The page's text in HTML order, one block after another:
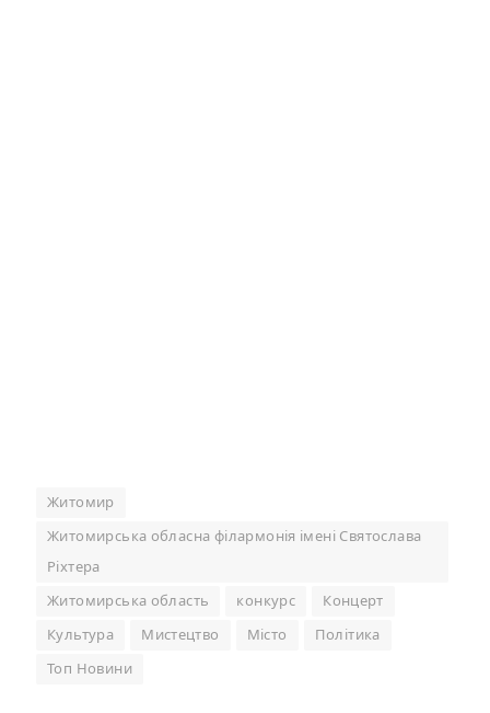
Житомир
Житомирська обласна філармонія імені Святослава
Ріхтера
Житомирська область конкурс Концерт
Культура Мистецтво Місто Політика
Топ Новини